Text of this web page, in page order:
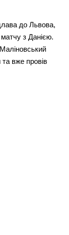
до Львова,
з Данією.
вже провів